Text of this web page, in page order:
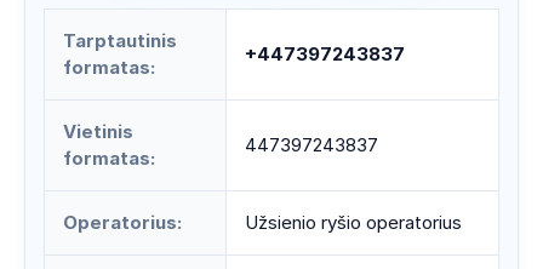
Tarptautinis
formatas:
+447397243837
Vietinis
formatas:
447397243837
Operatorius: Užsienio ryšio operatorius